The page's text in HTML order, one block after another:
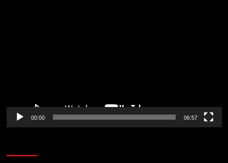
00:00 06:57